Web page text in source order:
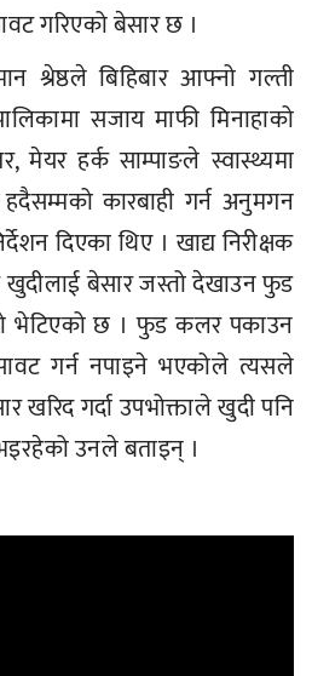
गरिएको बेसार छ ।
श्रेष्ठले बिहिबार आफ्नो गल्ती
सजाय माफी मिनाहाको
मेयर हर्क साम्पाङले स्वास्थ्यमा
कारबाही गर्न अनुमगन
दिएका थिए । खाद्य निरीक्षक
बेसार जस्तो देखाउन फुड
भेटिएको छ । फुड कलर पकाउन
गर्न नपाइने भएकोले त्यसले
खरिद गर्दा उपभोक्ताले खुदी पनि
उनले बताइन् ।